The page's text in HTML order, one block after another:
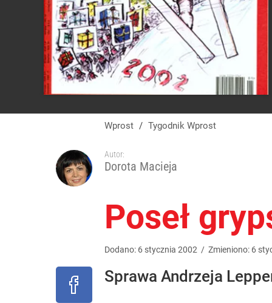
Wprost / Tygodnik Wprost
Autor:
Dorota Macieja
Poseł
Dodano: 6 stycznia 2002 / Zmieniono: 6
Sprawa Andrzeja